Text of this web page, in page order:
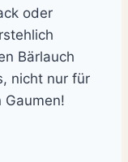
oder
Bärlauch
nicht nur für